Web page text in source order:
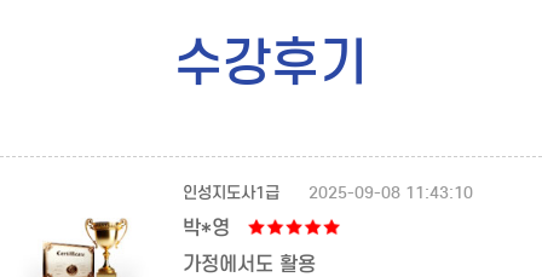
수강후기
인성지도사1급 2025-09-08 11:43:10
박*영
가정에서도 활용